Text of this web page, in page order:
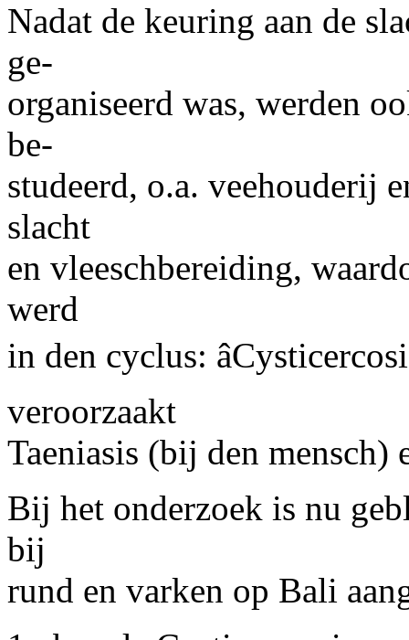
Nadat de keuring aan de
ge-
organiseerd was, werden
be-
studeerd, o.a. veehouderij
slacht
en vleeschbereiding,
werd
in den cyclus:
veroorzaakt
Taeniasis (bij den mensch)
Bij het onderzoek is nu
bij
rund en varken op Bali